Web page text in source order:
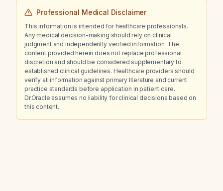
Professional Medical Disclaimer
This information is intended for healthcare professionals.
Any medical decision-making should rely on clinical
judgment and independently verified information. The
content provided herein does not replace professional
discretion and should be considered supplementary to
established clinical guidelines. Healthcare providers should
verify all information against primary literature and current
practice standards before application in patient care.
Dr.Oracle assumes no liability for clinical decisions based on
this content.